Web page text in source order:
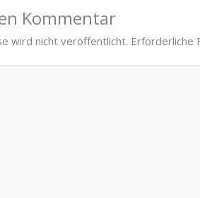
Kommentar
wird nicht veröffentlicht. Erforderliche